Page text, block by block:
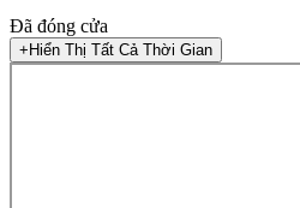
Đã đóng cửa
+Hiển Thị Tất Cả Thời Gian